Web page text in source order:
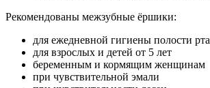
Рекомендованы межзубные ёршики:
для ежедневной гигиены полости рта
для взрослых и детей от 5 лет
беременным и кормящим женщинам
при чувствительной эмали